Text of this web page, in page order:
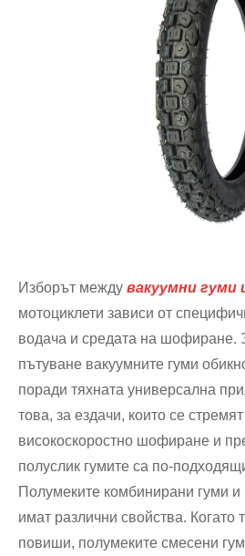
Изборът между вакуумни гуми
мотоциклети зависи от
водача и средата на шофиране.
пътуване вакуумните гуми
поради тяхната универсална
това, за ездачи, които се
високоскоростно шофиране и
полуслик гумите са по-
Полумеките комбинирани гуми и
имат различни свойства. Когато
повиши, полумеките смесени